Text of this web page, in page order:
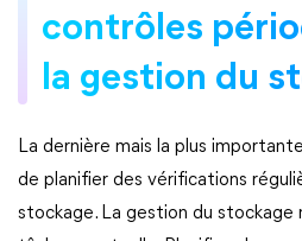
contrôles
la gestion du
La dernière mais la plus
de planifier des vérifications
stockage. La gestion du stockage